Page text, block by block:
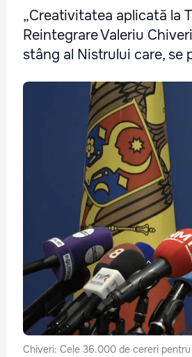
„Creativitatea aplicată la
Reintegrare Valeriu
stâng al Nistrului care, se
Chiveri: Cele 36.000 de cereri